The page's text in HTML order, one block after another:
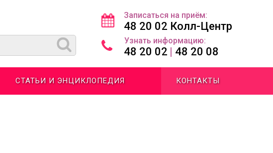
Записаться на приём:
48 20 02 Колл-Центр
Узнать информацию:
48 20 02 | 48 20 08
СТАТЬИ И ЭНЦИКЛОПЕДИЯ КОНТАКТЫ